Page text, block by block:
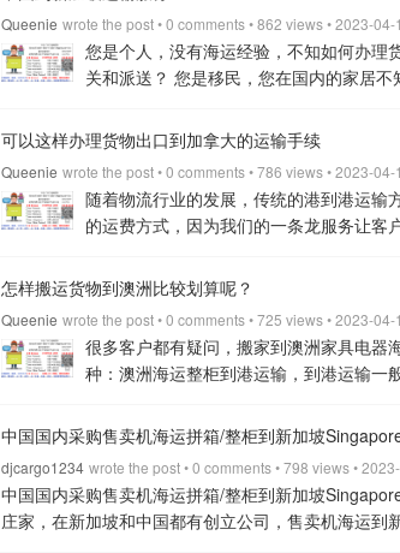
澳洲在做熏蒸，价格会很高。注：熏蒸过后对家具不
做熏蒸处理的物品，澳洲海关会遣返或就地销毁并罚
相关证件即可：护照及签证的复印件，其他的则由国
+熏蒸费（如有木架或木质货物），具体是多少这个
无的费用），如关税、增值税、停车费等。关于费用
支付，具体怎么支付，什么时候支付，你可以和国际
能网上购买家具后，再运到澳洲？ 答：这点完全可以
些资料呢？需要澳洲有进口权吗？
留学，长时期的旅游签证等）。需要提供的资料有：
联系电话等。 3、听说澳洲免税条件是使用一年以上
是使用超过一年的，但只要你身份符合，家具新旧
他们自己的包装材料重新包装一遍，这样以来便以
来还和新的一样。但是使用原包装的话，海关一眼就
查验了 ，就要缴纳关税和GST税，还需要缴纳查验费
柜？哪个划算？ 答；从中国运家具到澳洲那种渠道
垫，体积只有3立方米 ，那么建议选择海运散货拼柜
体积小于20立方，建议拼柜，如果大于20立方，整柜
x2.13米x2.18米,配货毛重一般为17.5吨,体积为24-26
22吨,体积为54立方米. 40hq：内尺寸为11.8米x2.13
加拿大需要的相关材料 1、如果您出国移民：请带护
清单 3、如果您是外国人：请带护照或复印件、新购
四、从国内运家具到加拿大的流程 海运搬家的大致过
付-清关配送。 1、价格咨询 如果你想了解从国内运
据你提供的起运地、目的地及要运输的物品等信息
积，然后Kumie的客服人员会根据具体数据计算出准确
订单后，国际搬家公司会和你签订国际搬家承运合同
际搬家公司会按照方案制定的时间，提供上门打包服
运的物品提供专业包装。 4、国内报关及费用结算
《海运提单》提供给你确认，确认无误后，你可以将
加拿大的海关政策，清关需要本人亲自前往，所以国
内运家具到加拿大的注意事项 1、加拿大属于北美国
权利，不允许新移民携带比如动植物种子，未经加工
110v，而目前国内最普遍用的是220v，如果想携带
Queenie wrote the post • 0 comments • 862 views • 2023-
您是个人，没有海运经验，不知如何办理
关和派送？ 您是移民，您在国内的家居不
目的港清关和派送，支持国内提货，可为客人提供集
何单证资料，只要将货物委托给我们，给我们装箱单
1、广州到新加坡专线双清关，送货到门；2、包办中
税、派送； 3、免费提供中国仓库10天仓储时间，为
服务，只有一个好的包装，才能保障货物的完整和安
时效快(自装柜起15天左右到门)；
放心，一票托运，全程无忧。 二：我们还可以提供1
销），省外可配合安排国内长途运输；2、我司仓库
代付快递到付、国内运输费用、货款，还可提供运费
之忧。同时，拥有专业的文件处理人员及报关人员，
题。3、新加坡设有自己的仓库集散中心，集装箱到
活的人性化运作流程，保障客户及时收取货物，还可
LCL国际提供订舱、散货入仓代收、清单发票文件整
可以这样办理货物出口到加拿大的运输手续
Queenie wrote the post • 0 comments • 786 views • 2023-
随着物流行业的发展，传统的港到港运输
的运费方式，因为我们的一条龙服务让客
您身在加拿大，不方便回国办理，您只需在网上选购
行验货及后续步骤。
如果您在国内买了家具，但初
搬家门到门服务，可以完美的解决此问题。请联系
物安全出国，全程无忧，时效快，服务好，价格优，
温哥华（Vancouver），多伦多（Toronto），蒙
选择不同运输方案）： 1.整柜运输：根据货物方数
5.69*2.13*2.18（米）/ 配货毛重17T / 可装26立方
68立方 2.散货运输：如货物量较少，可选取拼箱运
计费。
三、全包报价： 包含中国报关费,海运费,熏
怎样搬运货物到澳洲比较划算呢？
Queenie wrote the post • 0 comments • 725 views • 2023-
很多客户都有疑问，搬家到澳洲家具电器
种：澳洲海运整柜到港运输，到港运输一
用的，货值一般不高，在家具体积少于22CBM（立
种：对于装修新家想为家里添置整个屋子家具的客人
立方米以上，这时选择整柜双清到门的运输方式要划
天左右 中国到澳洲布里斯班的船期大约25天左右 中
李、床垫、厨具餐具、装饰画、大型机器、窗帘、地
中国国内采购售卖机海运拼箱/整柜到新加坡
djcargo1234 wrote the post • 0 comments • 798 views •
中国国内采购售卖机海运拼箱/整柜到新加坡
庄家，在新加坡和中国都有创立公司，售卖机海运